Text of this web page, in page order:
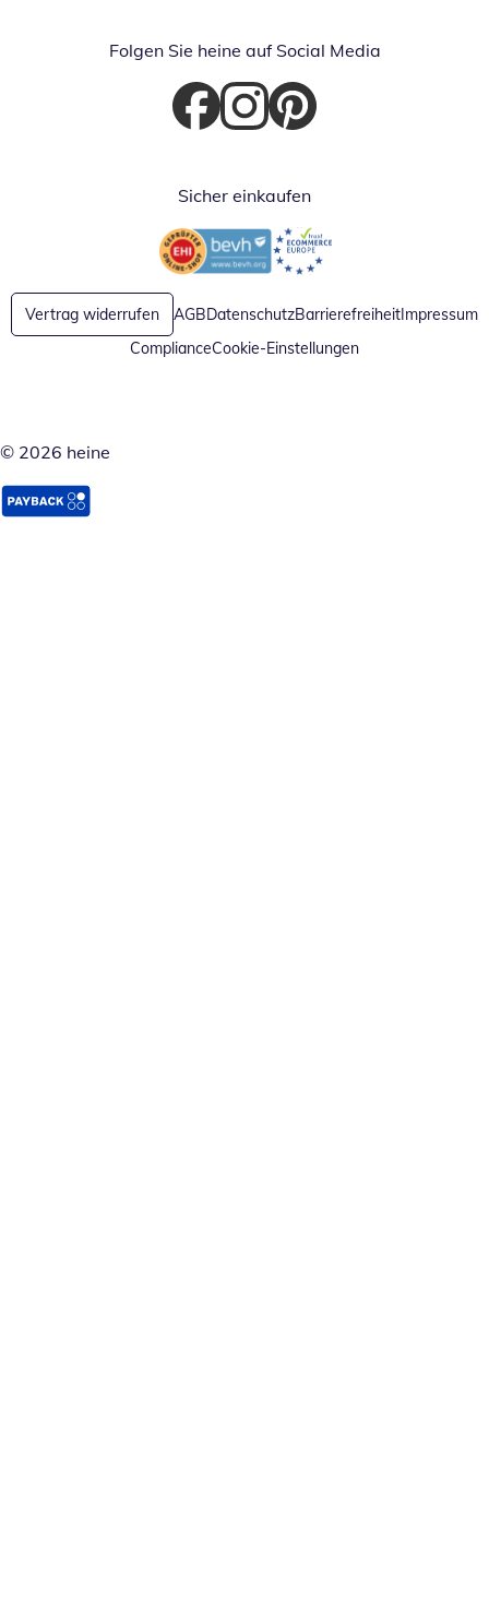
Folgen Sie heine auf Social Media
Öffnet in neuem Fenster
Öffnet in neuem Fenster
Öffnet in neuem Fenster
Sicher einkaufen
Öffnet in neuem FensterÖffnet in neuem Fenster
Vertrag widerrufen AGBDatenschutzBarrierefreiheitImpressum
ComplianceCookie-Einstellungen
© 2026 heine